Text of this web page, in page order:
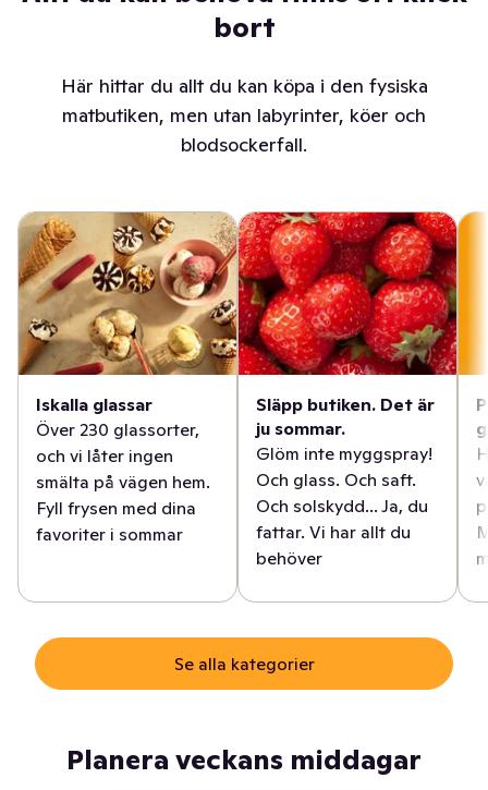
bort
Här hittar du allt du kan köpa i den fysiska
matbutiken, men utan labyrinter, köer och
blodsockerfall.
Iskalla glassar
Över 230 glassorter,
och vi låter ingen
smälta på vägen hem.
Fyll frysen med dina
favoriter i sommar
Släpp butiken. Det är
ju sommar.
Glöm inte myggspray!
Och glass. Och saft.
Och solskydd... Ja, du
fattar. Vi har allt du
behöver
Se alla kategorier
Planera veckans middagar